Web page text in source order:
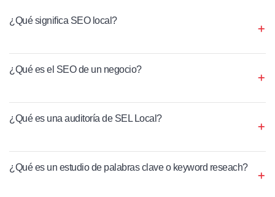
¿Qué significa SEO local?
¿Qué es el SEO de un negocio?
¿Qué es una auditoría de SEL Local?
¿Qué es un estudio de palabras clave o keyword reseach?